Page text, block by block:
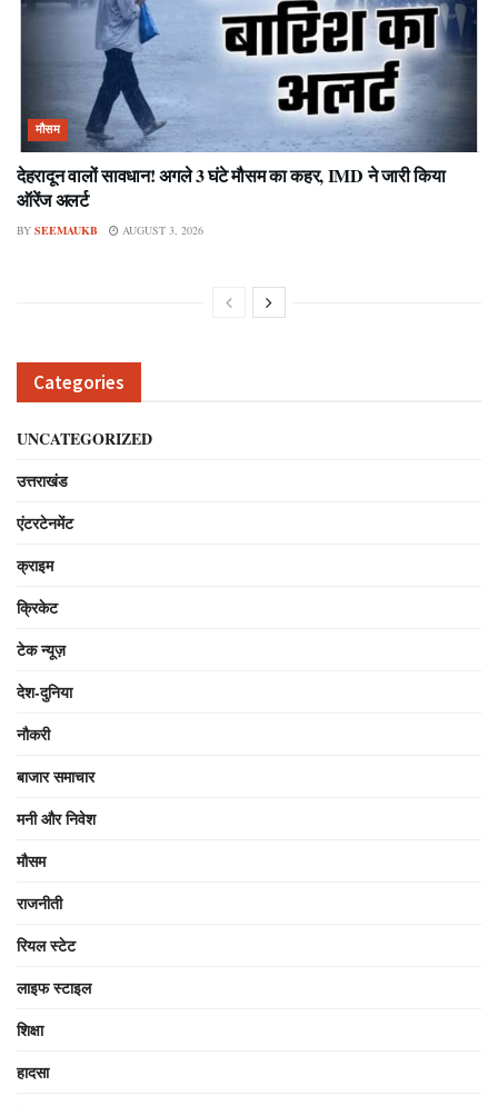
मौसम
देहरादून वालों सावधान! अगले 3 घंटे मौसम का कहर, IMD ने जारी किया
ऑरेंज अलर्ट
BY SEEMAUKB AUGUST 3, 2026
Categories
UNCATEGORIZED
उत्तराखंड
एंटरटेनमेंट
क्राइम
क्रिकेट
टेक न्यूज़
देश-दुनिया
नौकरी
बाजार समाचार
मनी और निवेश
मौसम
राजनीती
रियल स्टेट
लाइफ स्टाइल
शिक्षा
हादसा